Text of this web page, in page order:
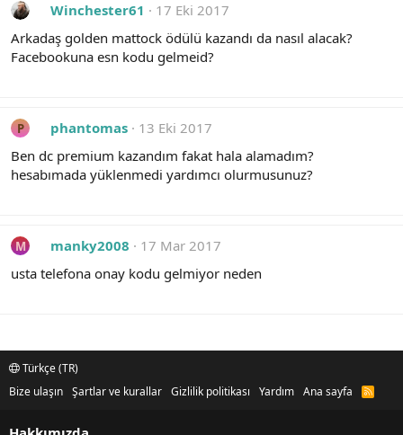
Winchester61
17 Eki 2017
Arkadaş golden mattock ödülü kazandı da nasıl alacak?
Facebookuna esn kodu gelmeid?
P phantomas
13 Eki 2017
Ben dc premium kazandım fakat hala alamadım?
hesabımada yüklenmedi yardımcı olurmusunuz?
M manky2008
17 Mar 2017
usta telefona onay kodu gelmiyor neden
Türkçe (TR)
Bize ulaşın Şartlar ve kurallar Gizlilik politikası Yardım Ana sayfa
R